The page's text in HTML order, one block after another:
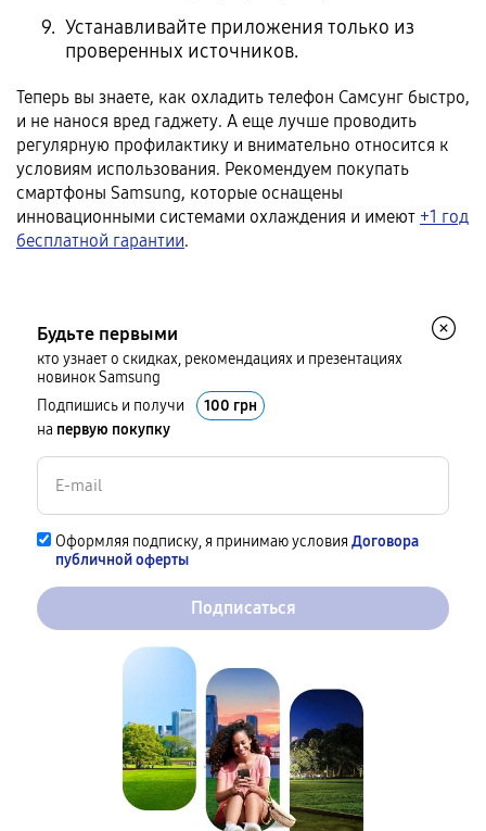
Устанавливайте приложения только из
проверенных источников.
Теперь вы знаете, как охладить телефон Самсунг быстро,
и не нанося вред гаджету. А еще лучше проводить
регулярную профилактику и внимательно относится к
условиям использования. Рекомендуем покупать
смартфоны Samsung, которые оснащены
инновационными системами охлаждения и имеют +1 год
бесплатной гарантии.
Будьте первыми
кто узнает о скидках, рекомендациях и презентациях
новинок Samsung
Подпишись и получи
100 грн
на первую покупку
Оформляя подписку, я принимаю условия Договора
публичной оферты
Подписаться